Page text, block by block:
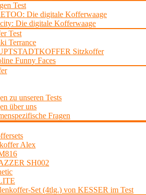
Test
Die digitale Kofferwaage
Die digitale Kofferwaage
Test
Terrance
Sitzkoffer
Funny Faces
zu unseren Tests
über uns
Fragen
Alex
SH002
Set (4tlg.) von KESSER im Test